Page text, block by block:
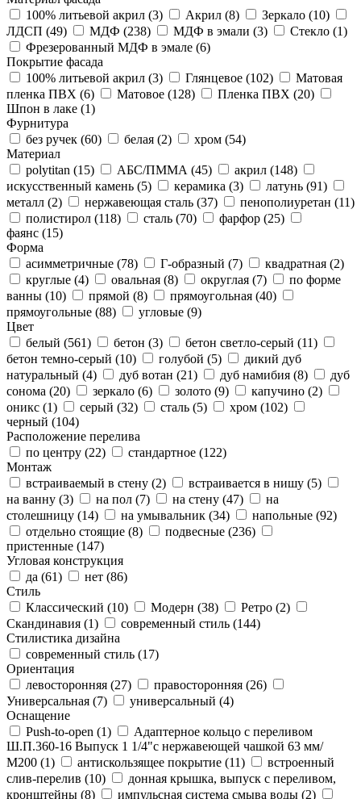
100% литьевой акрил (3) Акрил (8) Зеркало (10)
ЛДСП (49) МДФ (238) МДФ в эмали (3) Стекло (1)
Фрезерованный МДФ в эмале (6)
Покрытие фасада
100% литьевой акрил (3) Глянцевое (102)
Матовая
пленка ПВХ (6) Матовое (128) Пленка ПВХ (20)
Шпон в лаке (1)
Фурнитура
без ручек (60) белая (2) хром (54)
Материал
polytitan (15) АБС/ПММА (45) акрил (148)
искусственный камень (5) керамика (3) латунь (91)
металл (2) нержавеющая сталь (37) пенополиуретан (11)
полистирол (118) сталь (70) фарфор (25)
фаянс (15)
Форма
асимметричные (78) Г-образный (7) квадратная (2)
круглые (4) овальная (8) округлая (7)
по форме
ванны (10) прямой (8) прямоугольная (40)
прямоугольные (88) угловые (9)
Цвет
белый (561) бетон (3) бетон светло-серый (11)
бетон темно-серый (10) голубой (5)
дикий дуб
натуральный (4) дуб вотан (21) дуб намибия (8)
дуб
сонома (20) зеркало (6) золото (9) капучино (2)
оникс (1) серый (32) сталь (5) хром (102)
черный (104)
Расположение перелива
по центру (22) стандартное (122)
Монтаж
встраиваемый в стену (2) встраивается в нишу (5)
на ванну (3) на пол (7) на стену (47)
на
столешницу (14) на умывальник (34) напольные (92)
отдельно стоящие (8) подвесные (236)
пристенные (147)
Угловая конструкция
да (61) нет (86)
Стиль
Классический (10) Модерн (38) Ретро (2)
Скандинавия (1) современный стиль (144)
Стилистика дизайна
современный стиль (17)
Ориентация
левосторонняя (27) правосторонняя (26)
Универсальная (7) универсальный (4)
Оснащение
Push-to-open (1)
Адаптерное кольцо с переливом
Ш.П.360-16 Выпуск 1 1/4"с нержавеющей чашкой 63 мм/
М200 (1) антискользящее покрытие (11)
встроенный
слив-перелив (10)
донная крышка, выпуск с переливом,
кронштейны (8) импульсная система смыва воды (2)